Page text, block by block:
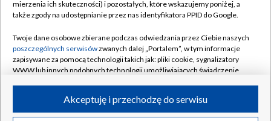
Naziemna Telewizja Cyfrowa
Rada Programowa
System NOS
Informacje o nadawcy
Program dla prasy
Pomoc
Kontakt
Kanały
©2026 Telewizja Polska S.A. w likwidacji
mierzenia ich skuteczności) i pozostałych, które wskazujemy poniżej, a
także zgody na udostępnianie przez nas identyfikatora PPID do Google.
Twoje dane osobowe zbierane podczas odwiedzania przez Ciebie naszych
poszczególnych serwisówzwanych dalej „Portalem”, w tym informacje
zapisywane za pomocą technologii takich jak: pliki cookie, sygnalizatory
WWW lub innych podobnych technologii umożliwiających świadczenie
ruchu w Internecie.Akceptuję i przechodzę do serwisu